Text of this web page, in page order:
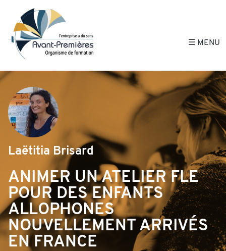
☰ MENU
Laëtitia Brisard
ANIMER UN ATELIER FLE
POUR DES ENFANTS
ALLOPHONES
NOUVELLEMENT ARRIVÉS
EN FRANCE